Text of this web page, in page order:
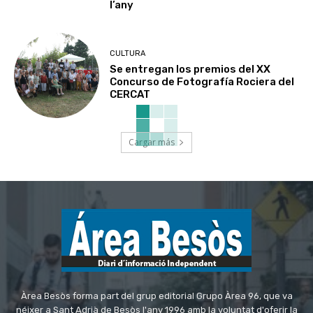
l’any
CULTURA
Se entregan los premios del XX
Concurso de Fotografía Rociera del
CERCAT
Cargar más
Àrea Besòs forma part del grup editorial Grupo Àrea 96, que va
néixer a Sant Adrià de Besòs l'any 1996 amb la voluntat d'oferir la